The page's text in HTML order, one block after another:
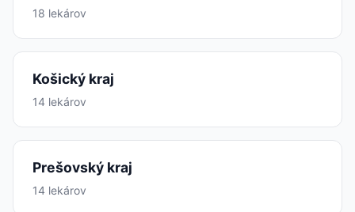
18 lekárov
Košický kraj
14 lekárov
Prešovský kraj
14 lekárov